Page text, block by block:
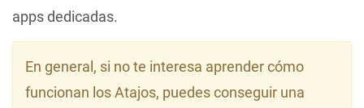
apps dedicadas.
En general, si no te interesa aprender cómo
funcionan los Atajos, puedes conseguir una